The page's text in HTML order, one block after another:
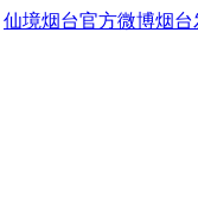
仙境烟台官方微博烟台